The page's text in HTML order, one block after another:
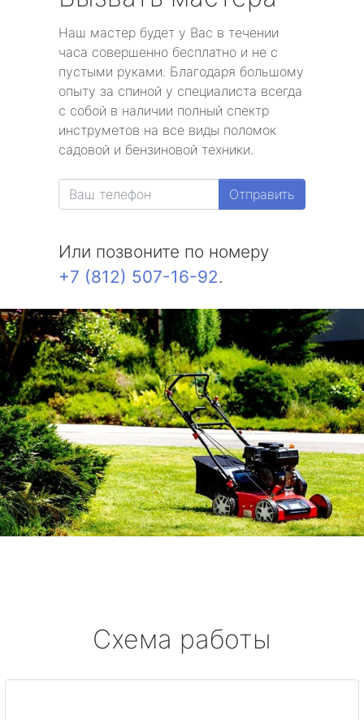
Наш мастер будет у Вас в течении
часа совершенно бесплатно и не с
пустыми руками. Благодаря большому
опыту за спиной у специалиста всегда
с собой в наличии полный спектр
инструметов на все виды поломок
садовой и бензиновой техники.
Отправить
Или позвоните по номеру
+7 (812) 507-16-92.
Схема работы